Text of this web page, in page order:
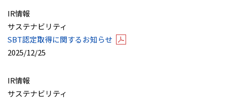
IR情報
サステナビリティ
SBT認定取得に関するお知らせ
2025/12/25
IR情報
サステナビリティ